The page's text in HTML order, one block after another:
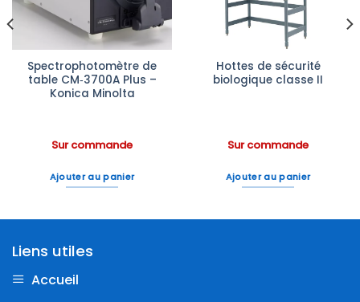
Spectrophotomètre de
table CM‑3700A Plus –
Konica Minolta
Sur commande
Ajouter au panier
Hottes de sécurité
biologique classe II
Sur commande
Ajouter au panier
Liens utiles
Accueil